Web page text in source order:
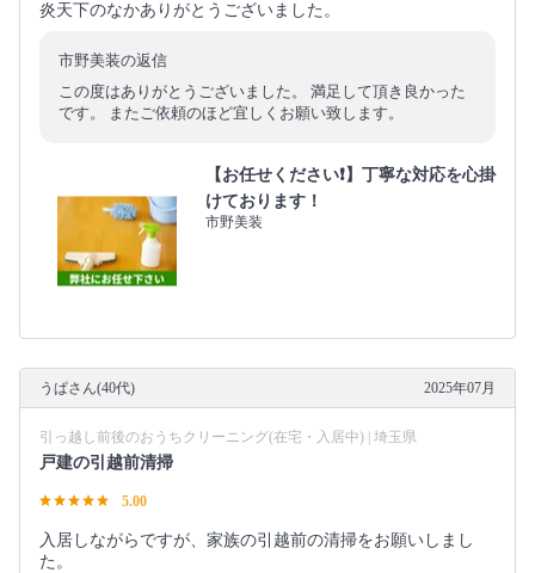
炎天下のなかありがとうございました。
市野美装の返信
この度はありがとうございました。 満足して頂き良かった
です。 またご依頼のほど宜しくお願い致します。
【お任せください❗️】丁寧な対応を心掛
けております！
市野美装
うぱさん(40代) 2025年07月
引っ越し前後のおうちクリーニング(在宅・入居中) | 埼玉県
戸建の引越前清掃
5.00
入居しながらですが、家族の引越前の清掃をお願いしまし
た。